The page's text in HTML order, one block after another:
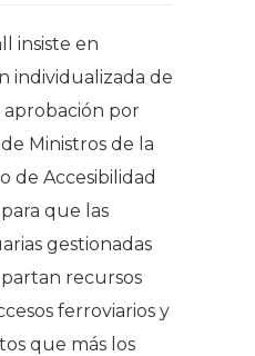
insiste en
individualizada de
aprobación por
Ministros de la
de Accesibilidad
que las
gestionadas
recursos
ferroviarios y
que más los